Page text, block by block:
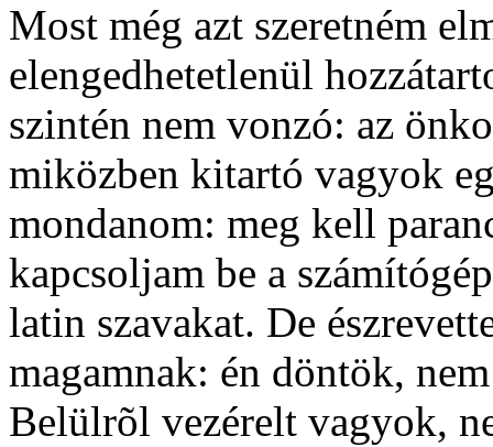
Most még azt szeretném
elengedhetetlenül
szintén nem vonzó: az
miközben kitartó vagyok
mondanom: meg kell
kapcsoljam be a
latin szavakat. De
magamnak: én döntök,
Belülrõl vezérelt vagyok,